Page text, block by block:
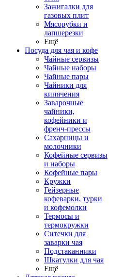
Зажигалки для
газовых плит
Мясорубки и
лапшерезки
Ещё
Посуда для чая и кофе
Чайные сервизы
Чайные наборы
Чайные пары
Чайники для
кипячения
Заварочные
чайники,
кофейники и
френч-прессы
Сахарницы и
молочники
Кофейные сервизы
и наборы
Кофейные пары
Кружки
Гейзерные
кофеварки, турки
и кофемолки
Термосы и
термокружки
Ситечки для
заварки чая
Подстаканники
Шкатулки для чая
Ещё